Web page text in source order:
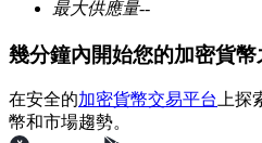
最大供應量--
幾分鐘內開始您的加密貨幣
在安全的加密貨幣交易平台 上
幣和市場趨勢。